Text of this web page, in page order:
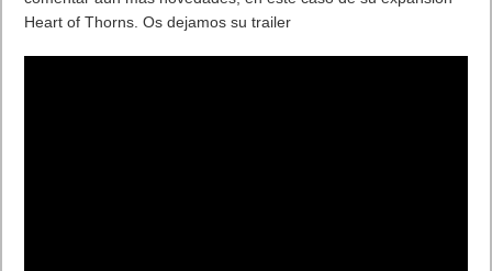
Heart of Thorns. Os dejamos su trailer